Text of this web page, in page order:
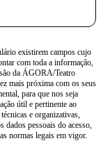
existirem campos cujo
com toda a informação,
da ÁGORA/Teatro
mais próxima com os seus
para que nos seja
útil e pertinente ao
e organizativas,
dados pessoais do acesso,
normas legais em vigor.